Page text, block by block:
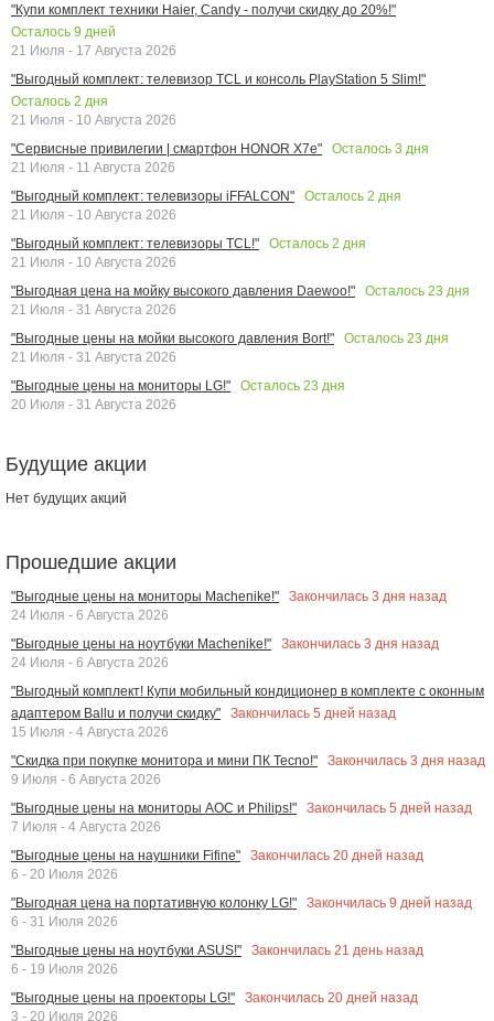
"Купи комплект техники Haier, Candy - получи скидку до 20%!"
Осталось 9 дней
21 Июля - 17 Августа 2026
"Выгодный комплект: телевизор TCL и консоль PlayStation 5 Slim!"
Осталось 2 дня
21 Июля - 10 Августа 2026
"Сервисные привилегии | смартфон HONOR X7e"
Осталось 3 дня
21 Июля - 11 Августа 2026
"Выгодный комплект: телевизоры iFFALCON"
Осталось 2 дня
21 Июля - 10 Августа 2026
"Выгодный комплект: телевизоры TCL!"
Осталось 2 дня
21 Июля - 10 Августа 2026
"Выгодная цена на мойку высокого давления Daewoo!"
Осталось 23 дня
21 Июля - 31 Августа 2026
"Выгодные цены на мойки высокого давления Bort!"
Осталось 23 дня
21 Июля - 31 Августа 2026
"Выгодные цены на мониторы LG!"
Осталось 23 дня
20 Июля - 31 Августа 2026
Будущие акции
Нет будущих акций
Прошедшие акции
"Выгодные цены на мониторы Machenike!" Закончилась 3 дня назад
24 Июля - 6 Августа 2026
"Выгодные цены на ноутбуки Machenike!"
Закончилась 3 дня назад
24 Июля - 6 Августа 2026
"Выгодный комплект! Купи мобильный кондиционер в комплекте с оконным
адаптером Ballu и получи скидку"
Закончилась 5 дней назад
15 Июля - 4 Августа 2026
"Скидка при покупке монитора и мини ПК Tecno!"
Закончилась 3 дня назад
9 Июля - 6 Августа 2026
"Выгодные цены на мониторы AOC и Philips!"
Закончилась 5 дней назад
7 Июля - 4 Августа 2026
"Выгодные цены на наушники Fifine"
Закончилась 20 дней назад
6 - 20 Июля 2026
"Выгодная цена на портативную колонку LG!"
Закончилась 9 дней назад
6 - 31 Июля 2026
"Выгодные цены на ноутбуки ASUS!"
Закончилась 21 день назад
6 - 19 Июля 2026
"Выгодные цены на проекторы LG!"
Закончилась 20 дней назад
3 - 20 Июля 2026